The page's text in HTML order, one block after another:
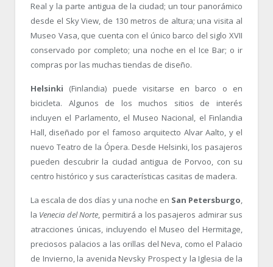
Real y la parte antigua de la ciudad; un tour panorámico
desde el Sky View, de 130 metros de altura; una visita al
Museo Vasa, que cuenta con el único barco del siglo XVII
conservado por completo; una noche en el Ice Bar; o ir
compras por las muchas tiendas de diseño.
Helsinki (Finlandia) puede visitarse en barco o en
bicicleta. Algunos de los muchos sitios de interés
incluyen el Parlamento, el Museo Nacional, el Finlandia
Hall, diseñado por el famoso arquitecto Alvar Aalto, y el
nuevo Teatro de la Ópera. Desde Helsinki, los pasajeros
pueden descubrir la ciudad antigua de Porvoo, con su
centro histórico y sus características casitas de madera.
La escala de dos días y una noche en San Petersburgo,
la Venecia del Norte, permitirá a los pasajeros admirar sus
atracciones únicas, incluyendo el Museo del Hermitage,
preciosos palacios a las orillas del Neva, como el Palacio
de Invierno, la avenida Nevsky Prospect y la Iglesia de la